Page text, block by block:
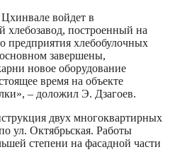
войдет в
хлебозавод, построенный на
предприятия хлебобулочных
завершены,
новое оборудование
время на объекте
– доложил Э. Дзагоев.
двух многоквартирных
ул. Октябрьская. Работы
степени на фасадной части